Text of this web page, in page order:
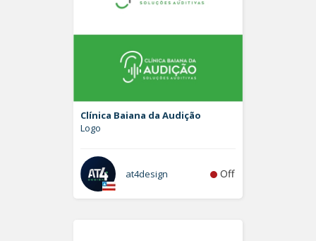
Clínica Baiana da Audição
Logo
at4design Off